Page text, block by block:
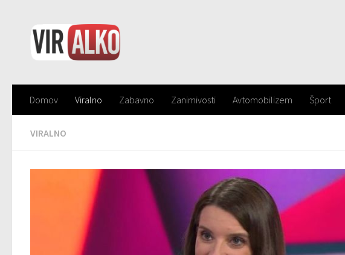
Domov Viralno Zabavno Zanimivosti Avtomobilizem Šport
VIRALNO